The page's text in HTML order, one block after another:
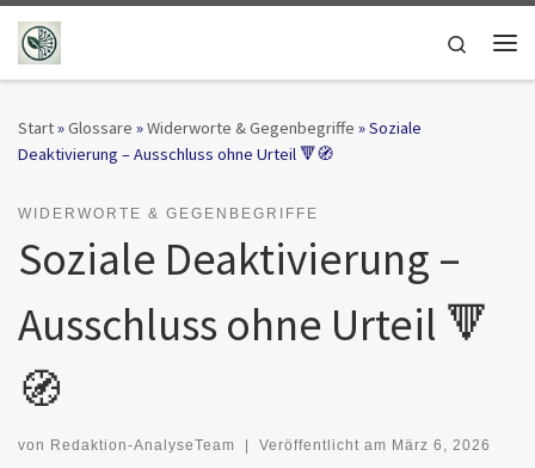
Zum Inhalt springen
Search
Start»Glossare »Widerworte & Gegenbegriffe »Soziale
Deaktivierung – Ausschluss ohne Urteil 🔻🧭
WIDERWORTE & GEGENBEGRIFFE
Soziale Deaktivierung –
Ausschluss ohne Urteil 🔻
🧭
von Redaktion-AnalyseTeam Veröffentlicht am März 6, 2026